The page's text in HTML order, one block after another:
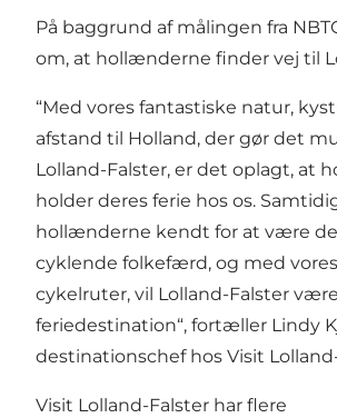
På baggrund af målingen fra
om, at hollænderne finder vej til
“Med vores fantastiske natur,
afstand til Holland, der gør det
Lolland-Falster, er det oplagt, at
holder deres ferie hos os.
hollænderne kendt for at være
cyklende folkefærd, og med
cykelruter, vil Lolland-Falster
feriedestination“, fortæller Lindy
destinationschef hos Visit
Visit Lolland-Falster har flere